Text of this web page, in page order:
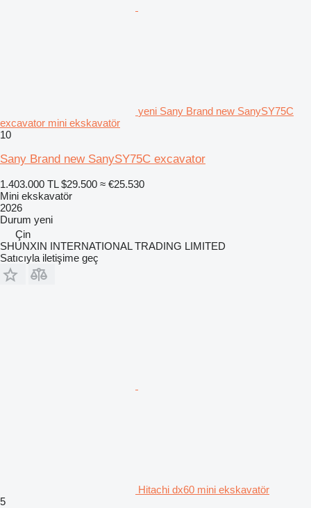
yeni Sany Brand new SanySY75C
excavator mini ekskavatör
10
Sany Brand new SanySY75C excavator
1.403.000 TL $29.500 ≈ €25.530
Mini ekskavatör
2026
Durum yeni
Çin
SHUNXIN INTERNATIONAL TRADING LIMITED
Satıcıyla iletişime geç
Hitachi dx60 mini ekskavatör
5